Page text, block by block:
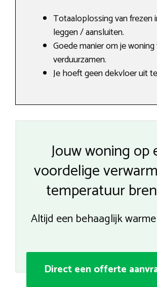
Totaaloplossing van frezen
leggen / aansluiten.
Goede manier om je
verduurzamen.
Je hoeft geen dekvloer uit
Jouw woning op
voordelige
temperatuur
Altijd een behaaglijk
Direct een offerte